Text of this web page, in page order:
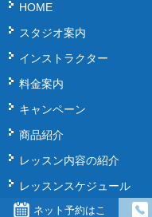
ネット予約はこ
HOME
スタジオ案内
インストラクター
料金案内
キャンペーン
商品紹介
レッスン内容の紹介
レッスンスケジュール